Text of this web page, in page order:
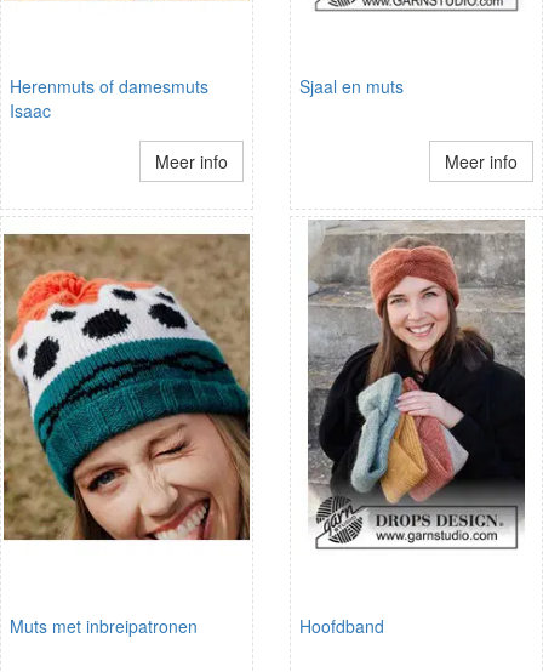
Herenmuts of damesmuts
Isaac
Meer info
Sjaal en muts
Meer info
Muts met inbreipatronen Hoofdband